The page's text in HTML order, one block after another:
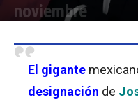
noviembre
El gigante
designación de